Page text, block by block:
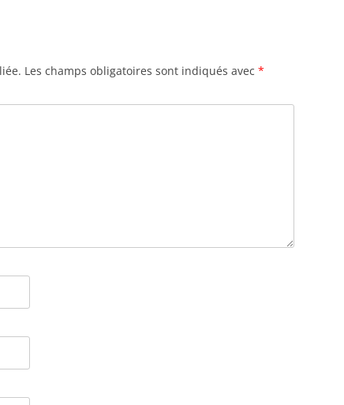
Les champs obligatoires sont indiqués avec *